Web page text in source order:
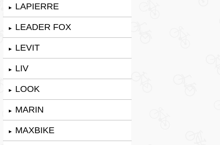
► LAPIERRE
► LEADER FOX
► LEVIT
► LIV
► LOOK
► MARIN
► MAXBIKE